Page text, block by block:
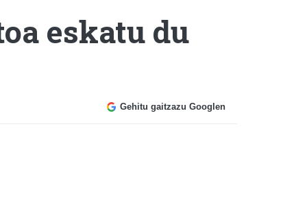
eskatu du
Gehitu gaitzazu Googlen